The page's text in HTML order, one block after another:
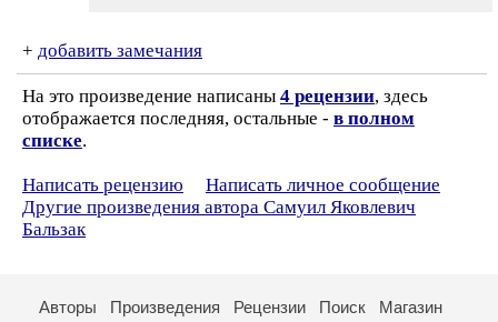
+ добавить замечания
На это произведение написаны 4 рецензии, здесь
отображается последняя, остальные - в полном
списке.
Написать рецензию
Написать личное сообщение
Другие произведения автора Самуил Яковлевич
Бальзак
Авторы Произведения Рецензии Поиск
Магазин